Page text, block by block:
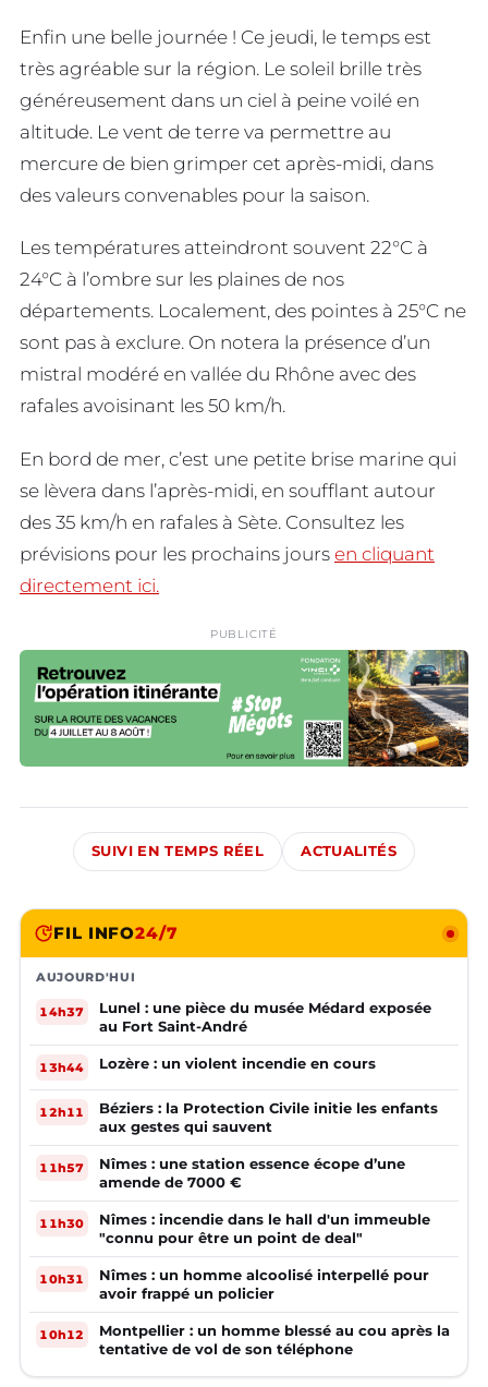
Enfin une belle journée ! Ce jeudi, le temps est
très agréable sur la région. Le soleil brille très
généreusement dans un ciel à peine voilé en
altitude. Le vent de terre va permettre au
mercure de bien grimper cet après-midi, dans
des valeurs convenables pour la saison.
Les températures atteindront souvent 22°C à
24°C à l’ombre sur les plaines de nos
départements. Localement, des pointes à 25°C ne
sont pas à exclure. On notera la présence d’un
mistral modéré en vallée du Rhône avec des
rafales avoisinant les 50 km/h.
En bord de mer, c’est une petite brise marine qui
se lèvera dans l’après-midi, en soufflant autour
des 35 km/h en rafales à Sète. Consultez les
prévisions pour les prochains jours en cliquant
directement ici.
PUBLICITÉ
SUIVI EN TEMPS RÉEL ACTUALITÉS
FIL INFO24/7
AUJOURD'HUI
14h37
Lunel : une pièce du musée Médard exposée
au Fort Saint-André
13h44 Lozère : un violent incendie en cours
12h11
Béziers : la Protection Civile initie les enfants
aux gestes qui sauvent
11h57
Nîmes : une station essence écope d’une
amende de 7000 €
11h30
Nîmes : incendie dans le hall d'un immeuble
"connu pour être un point de deal"
10h31
Nîmes : un homme alcoolisé interpellé pour
avoir frappé un policier
10h12
Montpellier : un homme blessé au cou après la
tentative de vol de son téléphone